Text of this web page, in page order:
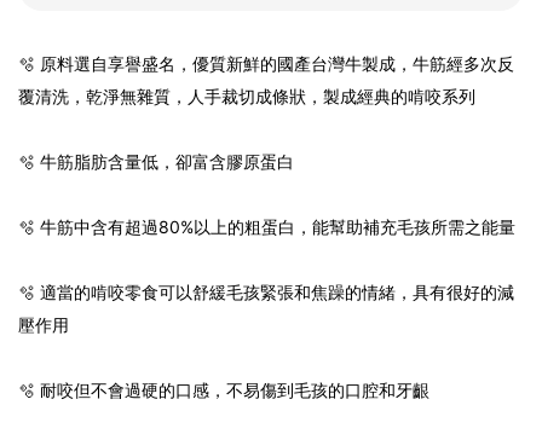
🫧 原料選自享譽盛名，優質新鮮的國產台灣牛製成，牛筋經多次反
覆清洗，乾淨無雜質，人手裁切成條狀，製成經典的啃咬系列
🫧 牛筋脂肪含量低，卻富含膠原蛋白
🫧 牛筋中含有超過80%以上的粗蛋白，能幫助補充毛孩所需之能量
🫧 適當的啃咬零食可以舒緩毛孩緊張和焦躁的情緒，具有很好的減
壓作用
🫧 耐咬但不會過硬的口感，不易傷到毛孩的口腔和牙齦